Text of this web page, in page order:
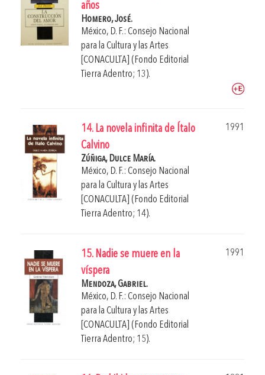
años
Homero, José.
México, D. F.: Consejo Nacional
para la Cultura y las Artes
[CONACULTA] (Fondo Editorial
Tierra Adentro; 13).
14. La novela infinita de Ítalo
Calvino
1991
Zúñiga, Dulce María.
México, D. F.: Consejo Nacional
para la Cultura y las Artes
[CONACULTA] (Fondo Editorial
Tierra Adentro; 14).
15. Nadie se muere en la
víspera
1991
Mendoza, Gabriel.
México, D. F.: Consejo Nacional
para la Cultura y las Artes
[CONACULTA] (Fondo Editorial
Tierra Adentro; 15).